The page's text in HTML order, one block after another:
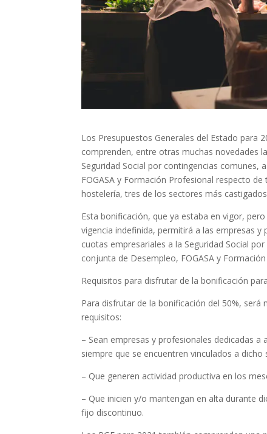
Los Presupuestos Generales del Estado para
comprenden, entre otras muchas novedades
Seguridad Social por contingencias
FOGASA y Formación Profesional respecto
hostelería, tres de los sectores más
Esta bonificación, que ya estaba en vigor,
vigencia indefinida, permitirá a las empresas
cuotas empresariales a la Seguridad Social
conjunta de Desempleo, FOGASA y
Requisitos para disfrutar de la bonificación
Para disfrutar de la bonificación del 50%,
requisitos:
– Sean empresas y profesionales dedicadas
siempre que se encuentren vinculados a
– Que generen actividad productiva en los
– Que inicien y/o mantengan en alta durante
fijo discontinuo.